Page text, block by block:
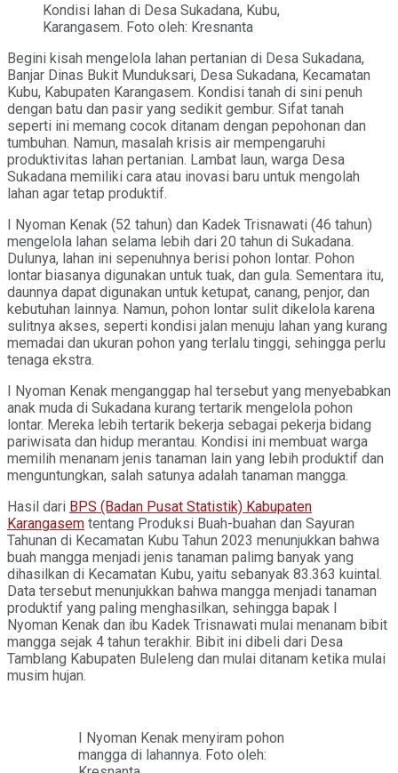
Kondisi lahan di Desa Sukadana, Kubu,
Karangasem. Foto oleh: Kresnanta
Begini kisah mengelola lahan pertanian di Desa Sukadana,
Banjar Dinas Bukit Munduksari, Desa Sukadana, Kecamatan
Kubu, Kabupaten Karangasem. Kondisi tanah di sini penuh
dengan batu dan pasir yang sedikit gembur. Sifat tanah
seperti ini memang cocok ditanam dengan pepohonan dan
tumbuhan. Namun, masalah krisis air mempengaruhi
produktivitas lahan pertanian. Lambat laun, warga Desa
Sukadana memiliki cara atau inovasi baru untuk mengolah
lahan agar tetap produktif.
I Nyoman Kenak (52 tahun) dan Kadek Trisnawati (46 tahun)
mengelola lahan selama lebih dari 20 tahun di Sukadana.
Dulunya, lahan ini sepenuhnya berisi pohon lontar. Pohon
lontar biasanya digunakan untuk tuak, dan gula. Sementara itu,
daunnya dapat digunakan untuk ketupat, canang, penjor, dan
kebutuhan lainnya. Namun, pohon lontar sulit dikelola karena
sulitnya akses, seperti kondisi jalan menuju lahan yang kurang
memadai dan ukuran pohon yang terlalu tinggi, sehingga perlu
tenaga ekstra.
I Nyoman Kenak menganggap hal tersebut yang menyebabkan
anak muda di Sukadana kurang tertarik mengelola pohon
lontar. Mereka lebih tertarik bekerja sebagai pekerja bidang
pariwisata dan hidup merantau. Kondisi ini membuat warga
memilih menanam jenis tanaman lain yang lebih produktif dan
menguntungkan, salah satunya adalah tanaman mangga.
Hasil dari BPS (Badan Pusat Statistik) Kabupaten
Karangasem tentang Produksi Buah-buahan dan Sayuran
Tahunan di Kecamatan Kubu Tahun 2023 menunjukkan bahwa
buah mangga menjadi jenis tanaman palimg banyak yang
dihasilkan di Kecamatan Kubu, yaitu sebanyak 83.363 kuintal.
Data tersebut menunjukkan bahwa mangga menjadi tanaman
produktif yang paling menghasilkan, sehingga bapak I
Nyoman Kenak dan ibu Kadek Trisnawati mulai menanam bibit
mangga sejak 4 tahun terakhir. Bibit ini dibeli dari Desa
Tamblang Kabupaten Buleleng dan mulai ditanam ketika mulai
musim hujan.
I Nyoman Kenak menyiram pohon
mangga di lahannya. Foto oleh: